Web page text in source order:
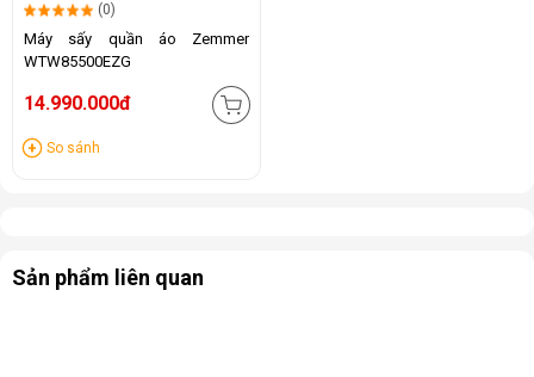
(0)
Máy sấy quần áo Zemmer
WTW85500EZG
14.990.000đ
So sánh
Sản phẩm liên quan